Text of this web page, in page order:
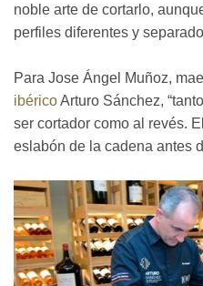
noble arte de cortarlo,
perfiles diferentes y
Para Jose Ángel Muñoz,
ibéricoArturo Sánchez,
ser cortador como al revés.
eslabón de la cadena antes